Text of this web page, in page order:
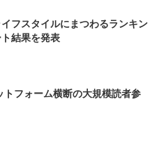
フスタイルにまつわるランキン
結果を発表
トフォーム横断の大規模読者参